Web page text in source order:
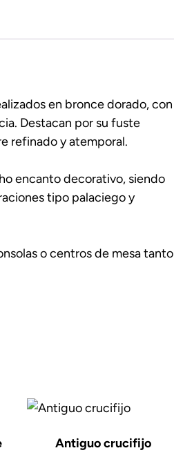
en bronce dorado, con
Destacan por su fuste
refinado y atemporal.
encanto decorativo, siendo
tipo palaciego y
o centros de mesa tanto
Antiguo crucifijo